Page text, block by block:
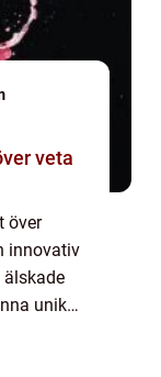
veta
över
innovativ
unika